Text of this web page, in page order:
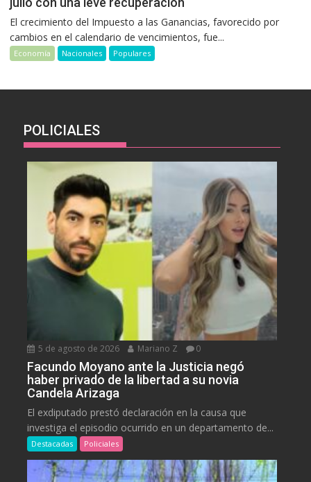
El crecimiento del Impuesto a las Ganancias, favorecido por
cambios en el calendario de vencimientos, fue...
Economía Nacionales Populares
POLICIALES
5 de agosto de 2026 Mariano Z 0
Facundo Moyano ante la Justicia negó
haber privado de la libertad a su novia
Candela Arizaga
El exdiputado prestó declaración en la causa que
investiga el episodio ocurrido en un departamento de...
Destacadas Policiales